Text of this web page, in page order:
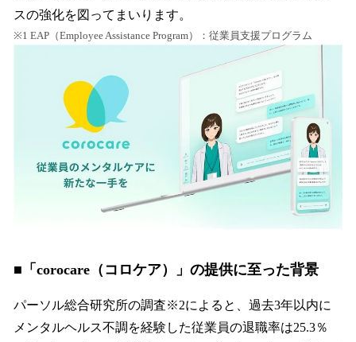
スの強化を図ってまいります。
※1 EAP（Employee Assistance Program）：従業員支援プログラム
■「corocare（コロケア）」の提供に至った背景
パーソル総合研究所の調査※2によると、過去3年以内に
メンタルヘルス不調を経験した従業員の退職率は25.3％